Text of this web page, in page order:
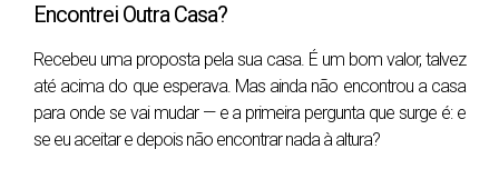
clientes, garantindo que cada decisão seja feita no
melhor interesse do comprador.
Gostaría de lhe apresentar os nossos serviços,
designadamente um serviço completamente
INOVADOR, PERSONALIZADO e GRATUITO, que
Encontrei Outra Casa?
Recebeu uma proposta pela sua casa. É um bom valor, talvez
até acima do que esperava. Mas ainda não encontrou a casa
para onde se vai mudar — e a primeira pergunta que surge é: e
se eu aceitar e depois não encontrar nada à altura?